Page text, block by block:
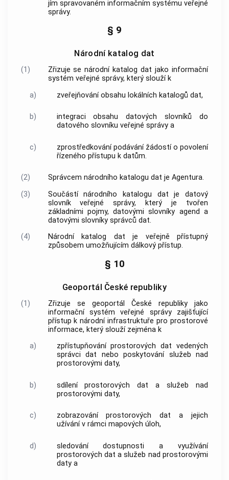
jím spravovaném informačním systému veřejné
správy.
§ 9
Národní katalog dat
(1)
Zřizuje se národní katalog dat jako informační
systém veřejné správy, který slouží k
a)
zveřejňování obsahu lokálních katalogů dat,
b)
integraci obsahu datových slovníků do
datového slovníku veřejné správy a
c)
zprostředkování podávání žádostí o povolení
řízeného přístupu k datům.
(2)
Správcem národního katalogu dat je Agentura.
(3)
Součástí národního katalogu dat je datový
slovník veřejné správy, který je tvořen
základními pojmy, datovými slovníky agend a
datovými slovníky správců dat.
(4)
Národní katalog dat je veřejně přístupný
způsobem umožňujícím dálkový přístup.
§ 10
Geoportál České republiky
(1)
Zřizuje se geoportál České republiky jako
informační systém veřejné správy zajišťující
přístup k národní infrastruktuře pro prostorové
informace, který slouží zejména k
a)
zpřístupňování prostorových dat vedených
správci dat nebo poskytování služeb nad
prostorovými daty,
b)
sdílení prostorových dat a služeb nad
prostorovými daty,
c)
zobrazování prostorových dat a jejich
užívání v rámci mapových úloh,
d)
sledování dostupnosti a využívání
prostorových dat a služeb nad prostorovými
daty a